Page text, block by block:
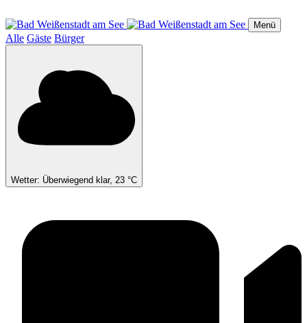
zum
Inhalt
Menü
Alle Gäste Bürger
Wetter: Überwiegend klar, 23 °C